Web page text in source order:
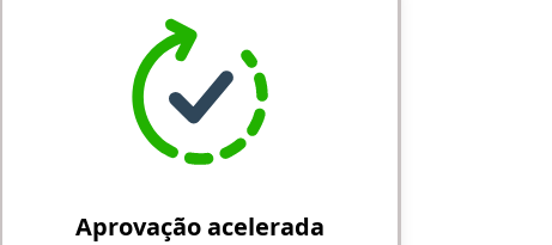
Aprovação acelerada